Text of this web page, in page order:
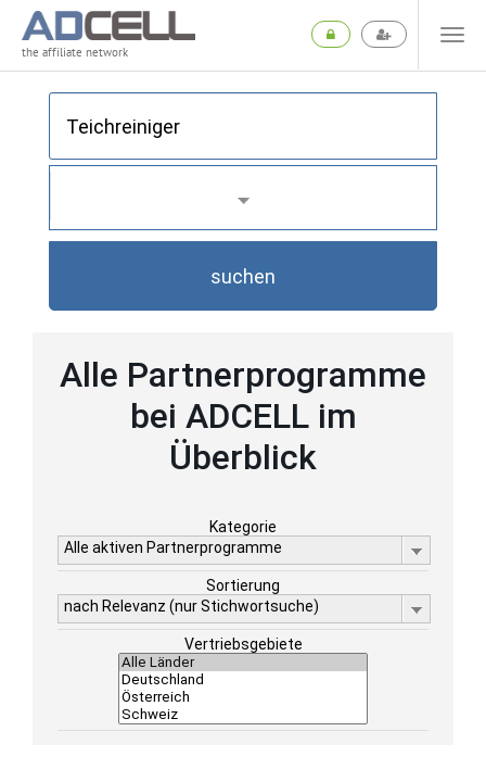
the affiliate network
suchen
Alle Partnerprogramme
bei ADCELL im
Überblick
Kategorie
Alle aktiven Partnerprogramme
Sortierung
nach Relevanz (nur Stichwortsuche)
Vertriebsgebiete